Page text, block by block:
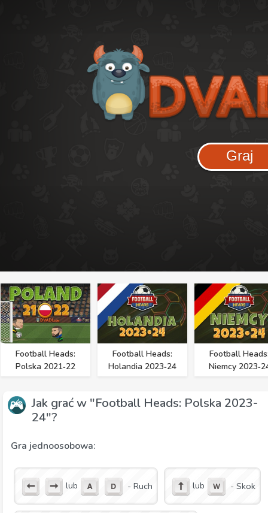
Graj
Football Heads:
Polska 2021‑22
Football Heads:
Holandia 2023‑24
Football
Niemcy
Jak grać w "Football Heads: Polska 2023-
24"?
Gra jednoosobowa:
lub - Ruch lub - Skok